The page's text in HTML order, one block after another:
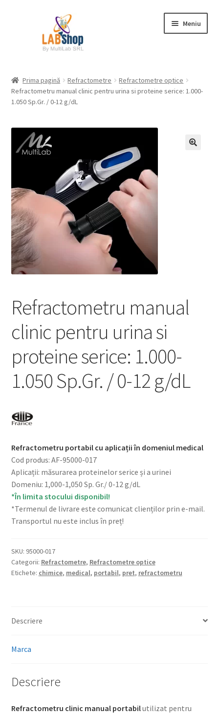
Meniu
Contul meu
Plată
Request a Quote
Condiții generale
Service
Contact
Prelucrarea datelor cu caracter personal
Prima pagină Refractometre
Refractometre optice
Refractometru manual clinic pentru urina si proteine serice: 1.000-
1.050 Sp.Gr. / 0-12 g/dL
Refractometru manual
clinic pentru urina si
proteine serice: 1.000-
1.050 Sp.Gr. / 0-12 g/dL
Refractometru portabil cu aplicații în domeniul medical
Cod produs: AF-95000-017
Aplicații: măsurarea proteinelor serice și a urinei
Domeniu: 1,000-1,050 Sp. Gr./ 0-12 g/dL
*În limita stocului disponibil!
*Termenul de livrare este comunicat clienților prin e-mail.
Transportul nu este inclus în preț!
SKU: 95000-017
Categorii: Refractometre, Refractometre optice
Etichete: chimice, medical, portabil, pret, refractometru
Descriere
Marca
Descriere
Refractometru clinic manual portabilutilizat pentru